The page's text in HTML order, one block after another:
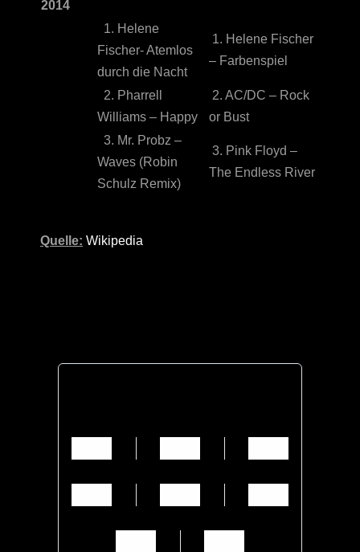
2014
1. Helene
Fischer- Atemlos
durch die Nacht
1. Helene Fischer
– Farbenspiel
2. Pharrell
Williams – Happy
2. AC/DC – Rock
or Bust
3. Mr. Probz –
Waves (Robin
Schulz Remix)
3. Pink Floyd –
The Endless River
Quelle: Wikipedia